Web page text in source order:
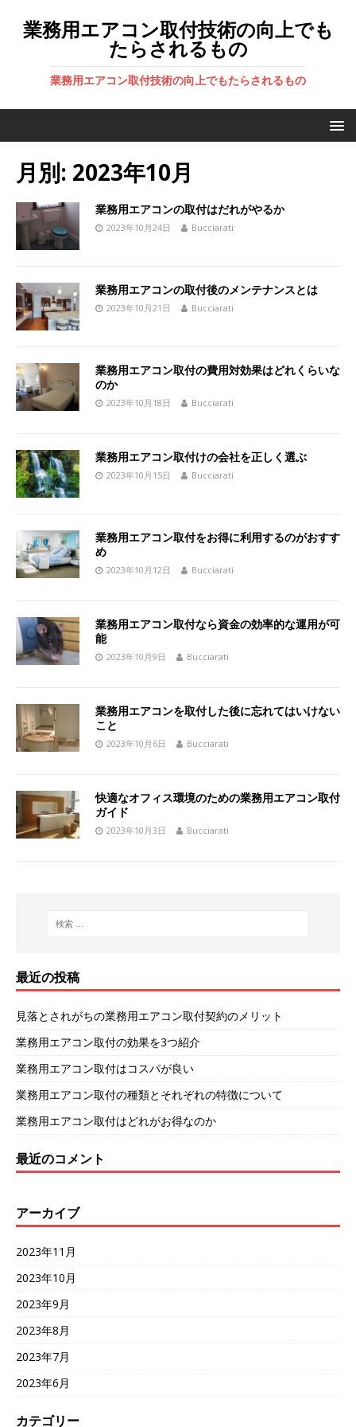
業務用エアコン取付技術の向上でも
たらされるもの
業務用エアコン取付技術の向上でもたらされるもの
月別: 2023年10月
業務用エアコンの取付はだれがやるか
2023年10月24日 Bucciarati
業務用エアコンの取付後のメンテナンスとは
2023年10月21日 Bucciarati
業務用エアコン取付の費用対効果はどれくらいな
のか
2023年10月18日 Bucciarati
業務用エアコン取付けの会社を正しく選ぶ
2023年10月15日 Bucciarati
業務用エアコン取付をお得に利用するのがおすす
め
2023年10月12日 Bucciarati
業務用エアコン取付なら資金の効率的な運用が可
能
2023年10月9日 Bucciarati
業務用エアコンを取付した後に忘れてはいけない
こと
2023年10月6日 Bucciarati
快適なオフィス環境のための業務用エアコン取付
ガイド
2023年10月3日 Bucciarati
最近の投稿
見落とされがちの業務用エアコン取付契約のメリット
業務用エアコン取付の効果を3つ紹介
業務用エアコン取付はコスパが良い
業務用エアコン取付の種類とそれぞれの特徴について
業務用エアコン取付はどれがお得なのか
最近のコメント
アーカイブ
2023年11月
2023年10月
2023年9月
2023年8月
2023年7月
2023年6月
カテゴリー